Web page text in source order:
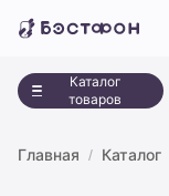
Каталог
товаров
Главная Каталог